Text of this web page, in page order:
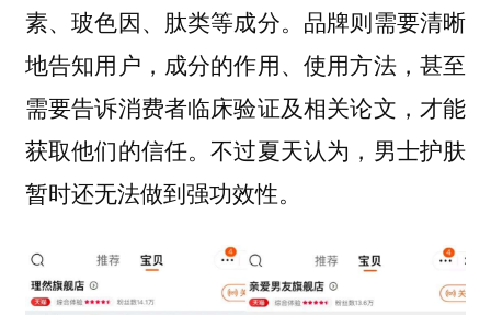
素、玻色因、肽类等成分。品牌则需要清晰
地告知用户，成分的作用、使用方法，甚至
需要告诉消费者临床验证及相关论文，才能
获取他们的信任。不过夏天认为，男士护肤
暂时还无法做到强功效性。